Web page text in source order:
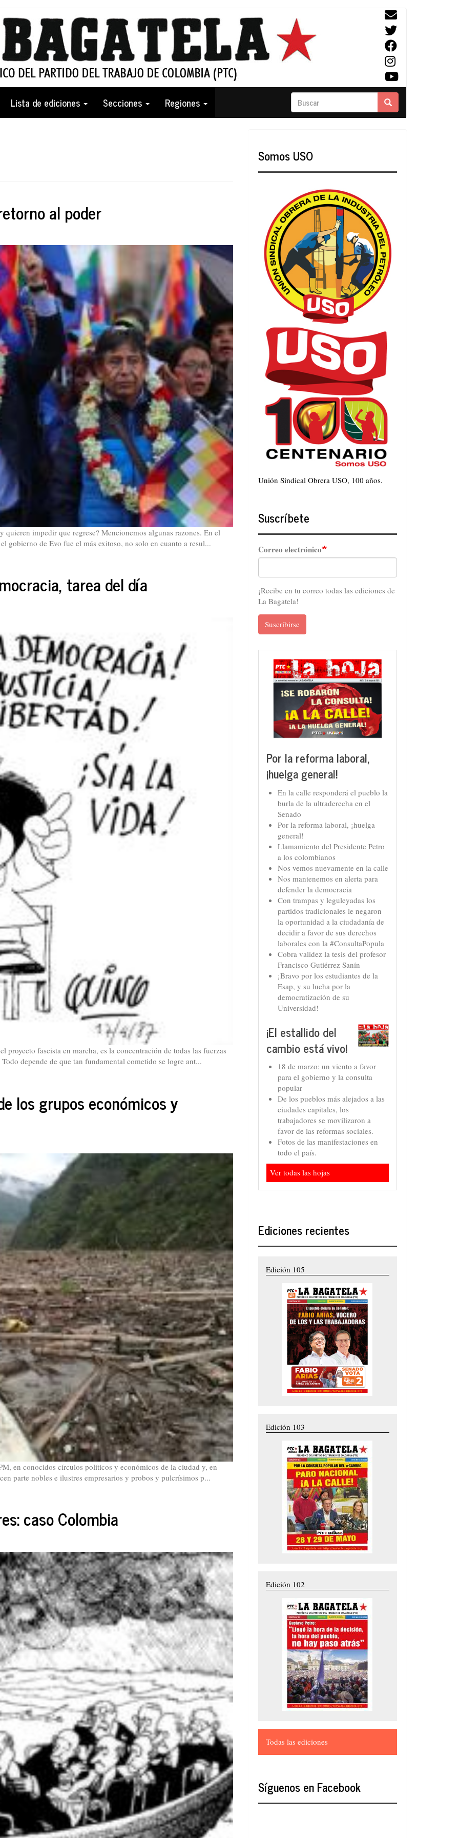
Lista de ediciones Secciones Regiones Buscar Buscar
al poder
impedir que regrese? Mencionemos algunas razones. En el
gobierno de Evo fue el más exitoso, no solo en cuanto a resul...
tarea del día
proyecto fascista en marcha, es la concentración de todas las fuerzas
depende de que tan fundamental cometido se logre ant...
los grupos económicos y
en conocidos círculos políticos y económicos de la ciudad y, en
parte nobles e ilustres empresarios y probos y pulcrísimos p...
caso Colombia
Somos USO
Unión Sindical Obrera USO, 100 años.
Suscríbete
Correo electrónico
¡Recibe en tu correo todas las ediciones de
La Bagatela!
Suscribirse
Por la reforma laboral,
¡huelga general!
En la calle responderá el pueblo la
burla de la ultraderecha en el
Senado
Por la reforma laboral, ¡huelga
general!
Llamamiento del Presidente Petro
a los colombianos
Nos vemos nuevamente en la calle
Nos mantenemos en alerta para
defender la democracia
Con trampas y leguleyadas los
partidos tradicionales le negaron
la oportunidad a la ciudadanía de
decidir a favor de sus derechos
laborales con la #ConsultaPopula
Cobra validez la tesis del profesor
Francisco Gutiérrez Sanín
¡Bravo por los estudiantes de la
Esap, y su lucha por la
democratización de su
Universidad!
¡El estallido del
cambio está vivo!
18 de marzo: un viento a favor
para el gobierno y la consulta
popular
De los pueblos más alejados a las
ciudades capitales, los
trabajadores se movilizaron a
favor de las reformas sociales.
Fotos de las manifestaciones en
todo el país.
Ver todas las hojas
Ediciones recientes
Edición 105
Edición 103
Edición 102
Todas las ediciones
Síguenos en Facebook